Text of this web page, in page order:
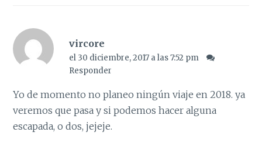
vircore
el 30 diciembre, 2017 a las 7:52 pm
Responder
Yo de momento no planeo ningún viaje en 2018. ya
veremos que pasa y si podemos hacer alguna
escapada, o dos, jejeje.